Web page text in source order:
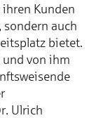
Kunden
sondern auch
bietet.
von ihm
Ulrich